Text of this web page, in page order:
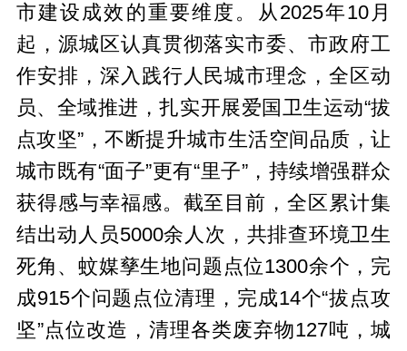
市建设成效的重要维度。从2025年10月
起，源城区认真贯彻落实市委、市政府工
作安排，深入践行人民城市理念，全区动
员、全域推进，扎实开展爱国卫生运动“拔
点攻坚”，不断提升城市生活空间品质，让
城市既有“面子”更有“里子”，持续增强群众
获得感与幸福感。截至目前，全区累计集
结出动人员5000余人次，共排查环境卫生
死角、蚊媒孳生地问题点位1300余个，完
成915个问题点位清理，完成14个“拔点攻
坚”点位改造，清理各类废弃物127吨，城